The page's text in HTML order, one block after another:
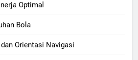
Optimal
Bola
Orientasi Navigasi